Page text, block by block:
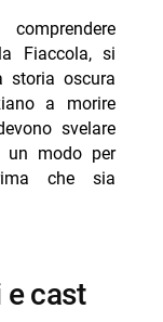
Fiaccola, si
storia oscura
a morire
svelare
un modo per
che sia
e cast